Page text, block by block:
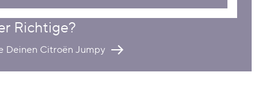
Richtige?
Deinen Citroën Jumpy